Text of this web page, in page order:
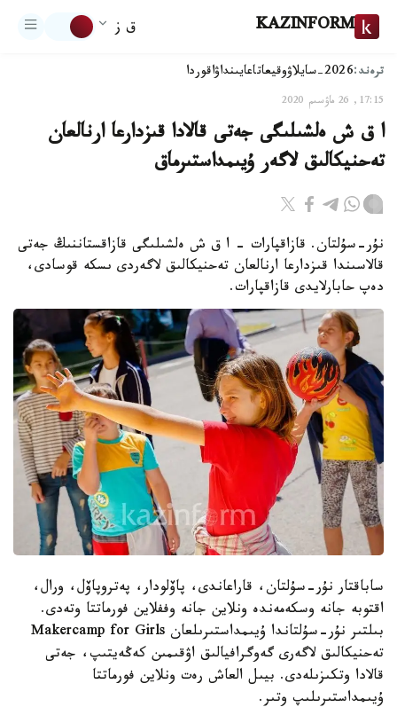
KAZINFORM ق ز
ترەند:2026-سايلاۋ وقيعاتاعايىنداۋاقوردا
17:15, 26 ماۋسىم 2020
ا ق ش ەلشىلىگى جەتى قالادا قىزدارعا ارنالعان
تەحنيكالىق لاگەر ۇيىمداستىرماق
نۇر-سۇلتان. قازاقپارات - ا ق ش ەلشىلىگى قازاقستاننىڭ جەتى
قالاسىندا قىزدارعا ارنالعان تەحنيكالىق لاگەردى ىسكە قوسادى،
دەپ حابارلايدى قازاقپارات.
ساباقتار نۇر-سۇلتان، قاراعاندى، پاۆلودار، پەتروپاۆل، ورال،
اقتوبە جانە وسكەمەندە ونلاين جانە وففلاين فورماتتا وتەدى.
بىلتىر نۇر-سۇلتاندا ۇيىمداستىرىلعان Makercamp for Girls
تەحنيكالىق لاگەرى گەوگرافيالىق اۋقىمىن كەڭەيتىپ، جەتى
قالادا وتكىزىلەدى. بيىل العاش رەت ونلاين فورماتتا
ۇيىمداستىرىلىپ وتىر.